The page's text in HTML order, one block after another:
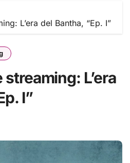
L’era del Bantha, “Ep. I”
L’era
I”